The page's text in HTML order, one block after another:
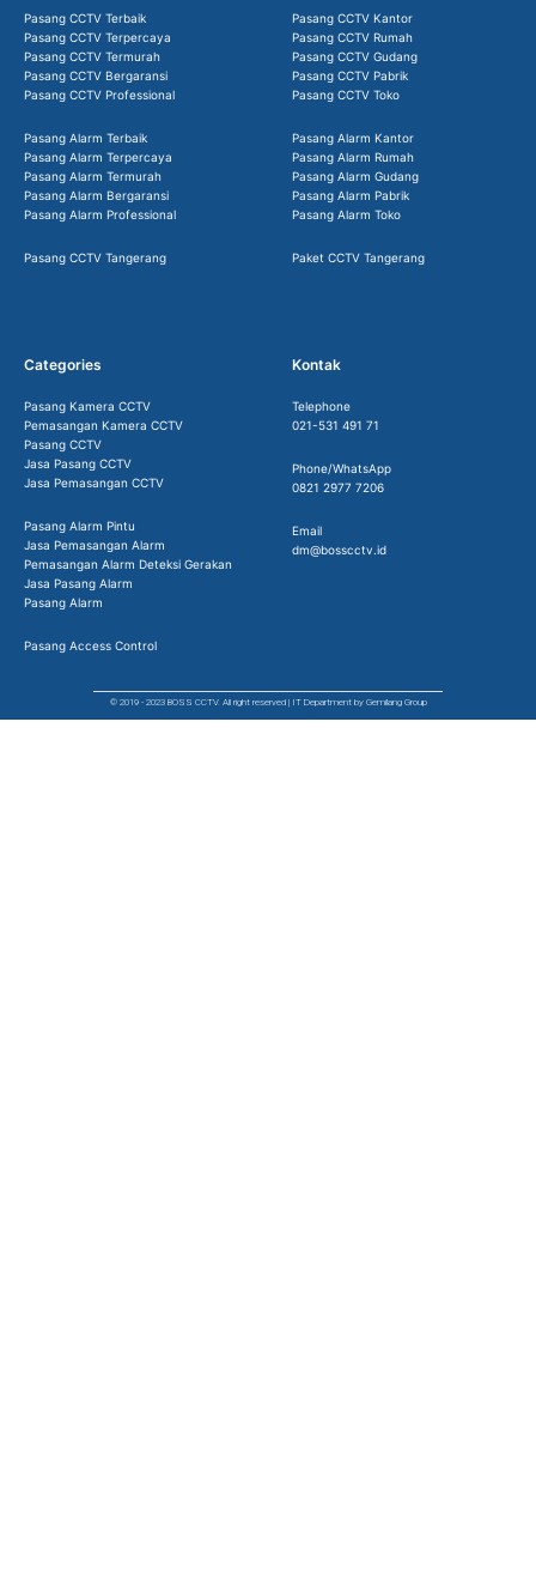
Pasang CCTV Terbaik
Pasang CCTV Terpercaya
Pasang CCTV Termurah
Pasang CCTV Bergaransi
Pasang CCTV Professional
Pasang Alarm Terbaik
Pasang Alarm Terpercaya
Pasang Alarm Termurah
Pasang Alarm Bergaransi
Pasang Alarm Professional
Pasang CCTV Tangerang
Pasang CCTV Kantor
Pasang CCTV Rumah
Pasang CCTV Gudang
Pasang CCTV Pabrik
Pasang CCTV Toko
Pasang Alarm Kantor
Pasang Alarm Rumah
Pasang Alarm Gudang
Pasang Alarm Pabrik
Pasang Alarm Toko
Paket CCTV Tangerang
Categories
Pasang Kamera CCTV
Pemasangan Kamera CCTV
Pasang CCTV
Jasa Pasang CCTV
Jasa Pemasangan CCTV
Pasang Alarm Pintu
Jasa Pemasangan Alarm
Pemasangan Alarm Deteksi Gerakan
Jasa Pasang Alarm
Pasang Alarm
Pasang Access Control
Kontak
Telephone
021-531 491 71
Phone/WhatsApp
0821 2977 7206
Email
dm@bosscctv.id
© 2019 - 2023 BOSS CCTV. All right reserved | IT Department by Gemilang Group